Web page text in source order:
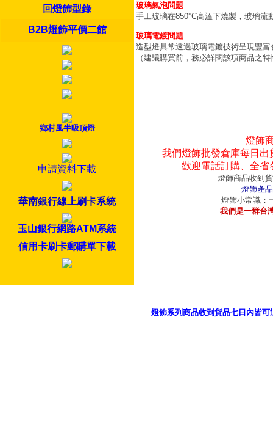
回燈飾型錄
B2B燈飾平價二館
鄉村風半吸頂燈
申請資料下載
華南銀行線上刷卡系統
玉山銀行網路ATM系統
信用卡刷卡郵購單下載
玻璃氣泡問題
手工玻璃在850°C高溫下燒製，玻璃
玻璃電鍍問題
造型燈具常透過玻璃電鍍技術呈現豐
（建議購買前，務必詳閱該項商品之
燈飾
我們燈飾批發倉庫每日
歡迎電話訂購、全
燈飾商品收到
燈飾產
燈飾小常識：
我們是一群台
燈飾系列商品收到貨品七日內皆